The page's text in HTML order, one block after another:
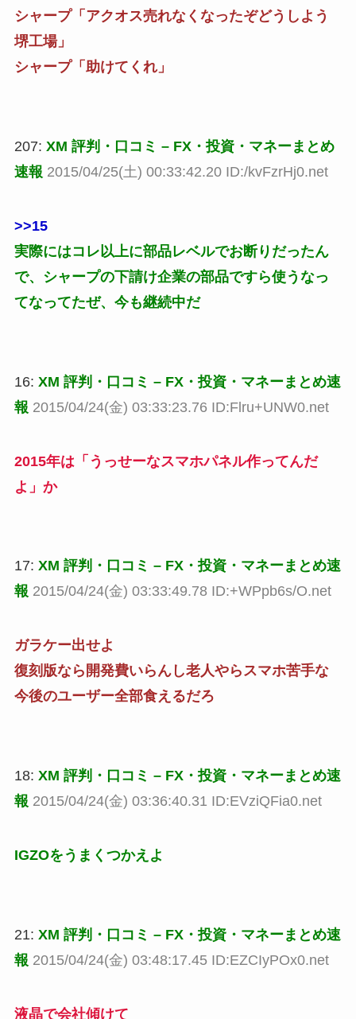
シャープ「アクオス売れなくなったぞどうしよう
堺工場」
シャープ「助けてくれ」
207: XM 評判・口コミ – FX・投資・マネーまとめ
速報 2015/04/25(土) 00:33:42.20 ID:/kvFzrHj0.net
>>15
実際にはコレ以上に部品レベルでお断りだったん
で、シャープの下請け企業の部品ですら使うなっ
てなってたぜ、今も継続中だ
16: XM 評判・口コミ – FX・投資・マネーまとめ速
報 2015/04/24(金) 03:33:23.76 ID:Flru+UNW0.net
2015年は「うっせーなスマホパネル作ってんだ
よ」か
17: XM 評判・口コミ – FX・投資・マネーまとめ速
報 2015/04/24(金) 03:33:49.78 ID:+WPpb6s/O.net
ガラケー出せよ
復刻版なら開発費いらんし老人やらスマホ苦手な
今後のユーザー全部食えるだろ
18: XM 評判・口コミ – FX・投資・マネーまとめ速
報 2015/04/24(金) 03:36:40.31 ID:EVziQFia0.net
IGZOをうまくつかえよ
21: XM 評判・口コミ – FX・投資・マネーまとめ速
報 2015/04/24(金) 03:48:17.45 ID:EZCIyPOx0.net
液晶で会社傾けて